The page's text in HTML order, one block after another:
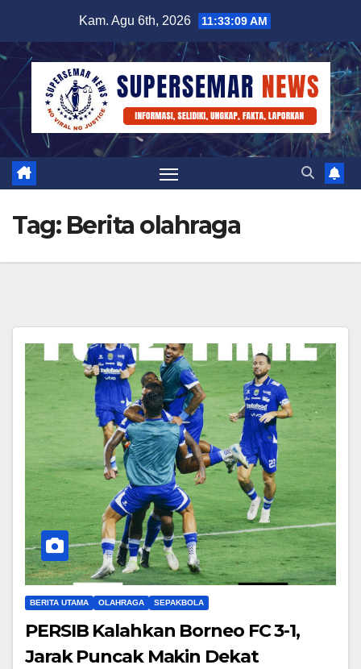
content
Kam. Agu 6th, 2026 11:33:10 AM
Tag: Berita olahraga
BERITA UTAMA OLAHRAGA SEPAKBOLA
PERSIB Kalahkan Borneo FC 3-1,
Jarak Puncak Makin Dekat